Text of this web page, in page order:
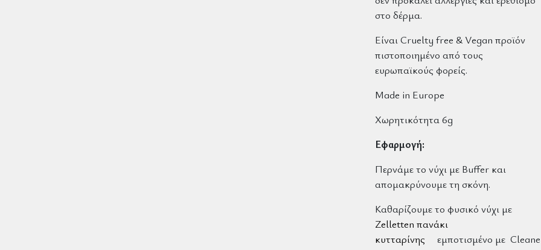
στο δέρμα.
Είναι Cruelty free & Vegan προϊόν
πιστοποιημένο από τους
ευρωπαϊκούς φορείς.
Made in Europe
Χωρητικότητα 6g
Εφαρμογή:
Περνάμε το νύχι με Buffer και
απομακρύνουμε τη σκόνη.
Καθαρίζουμε το φυσικό νύχι με
Zelletten πανάκι
κυτταρίνης εμποτισμένο με